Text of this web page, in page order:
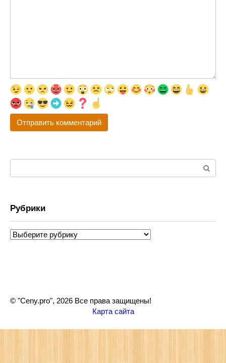
Рубрики
Рубрики
© "Ceny.pro", 2026 Все права защищены!
Карта сайта